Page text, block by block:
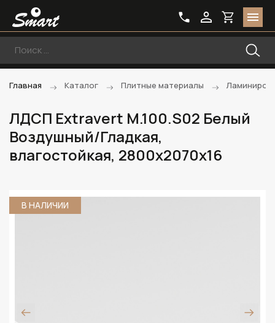
Главная Каталог Плитные материалы
ЛДСП Extravert M.100.S02 Белый
Воздушный/Гладкая,
влагостойкая, 2800х2070х16
В НАЛИЧИИ